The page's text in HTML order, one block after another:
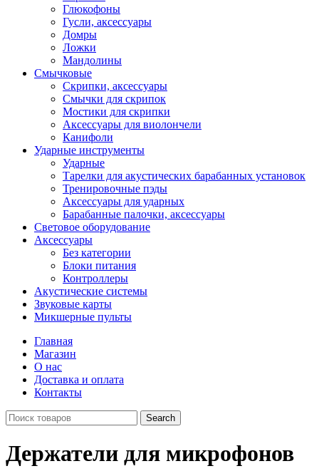
Глюкофоны
Гусли, аксессуары
Домры
Ложки
Мандолины
Смычковые
Скрипки, аксессуары
Смычки для скрипок
Мостики для скрипки
Аксессуары для виолончели
Канифоли
Ударные инструменты
Ударные
Тарелки для акустических барабанных установок
Тренировочные пэды
Аксессуары для ударных
Барабанные палочки, аксессуары
Световое оборудование
Аксессуары
Без категории
Блоки питания
Контроллеры
Акустические системы
Звуковые карты
Микшерные пульты
Главная
Магазин
О нас
Доставка и оплата
Контакты
Search
Держатели для микрофонов